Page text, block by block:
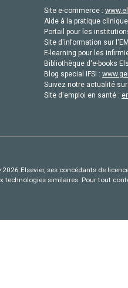
Site e-commerce :
Aide à la pratique
Portail pour les
Site d'information sur
E-learning pour les
Bibliothèque d'e-books
Blog special IFSI :
Suivez notre actualité
Site d'emploi en santé :
Elsevier, ses concédants de
technologies similaires. Pour tout